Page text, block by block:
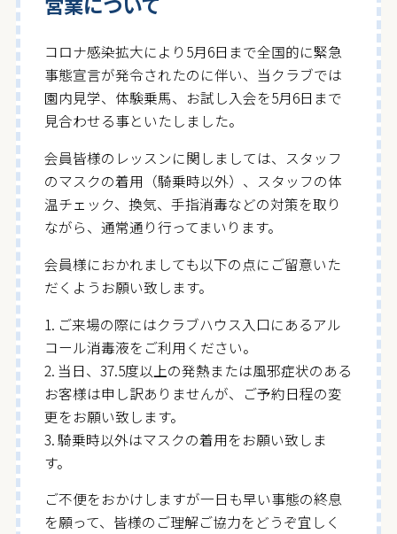
コロナ感染拡大により5月6日まで全国的に緊急
事態宣言が発令されたのに伴い、当クラブでは
園内見学、体験乗馬、お試し入会を5月6日まで
見合わせる事といたしました。
会員皆様のレッスンに関しましては、スタッフ
のマスクの着用（騎乗時以外）、スタッフの体
温チェック、換気、手指消毒などの対策を取り
ながら、通常通り行ってまいります。
会員様におかれましても以下の点にご留意いた
だくようお願い致します。
1. ご来場の際にはクラブハウス入口にあるアル
コール消毒液をご利用ください。
2. 当日、37.5度以上の発熱または風邪症状のある
お客様は申し訳ありませんが、ご予約日程の変
更をお願い致します。
3. 騎乗時以外はマスクの着用をお願い致しま
す。
ご不便をおかけしますが一日も早い事態の終息
を願って、皆様のご理解ご協力をどうぞ宜しく